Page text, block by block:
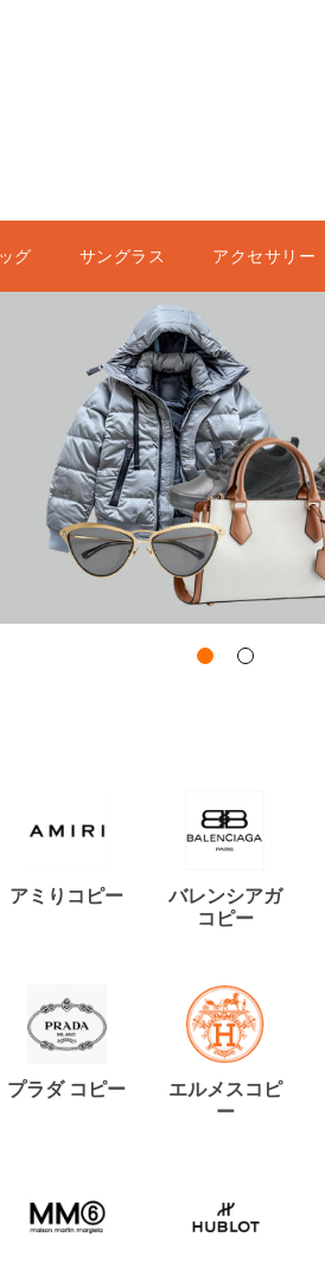
グ サングラス アクセサリー
アミりコピー
バレンシアガ
コピー
プラダ コピー
エルメスコピ
ー